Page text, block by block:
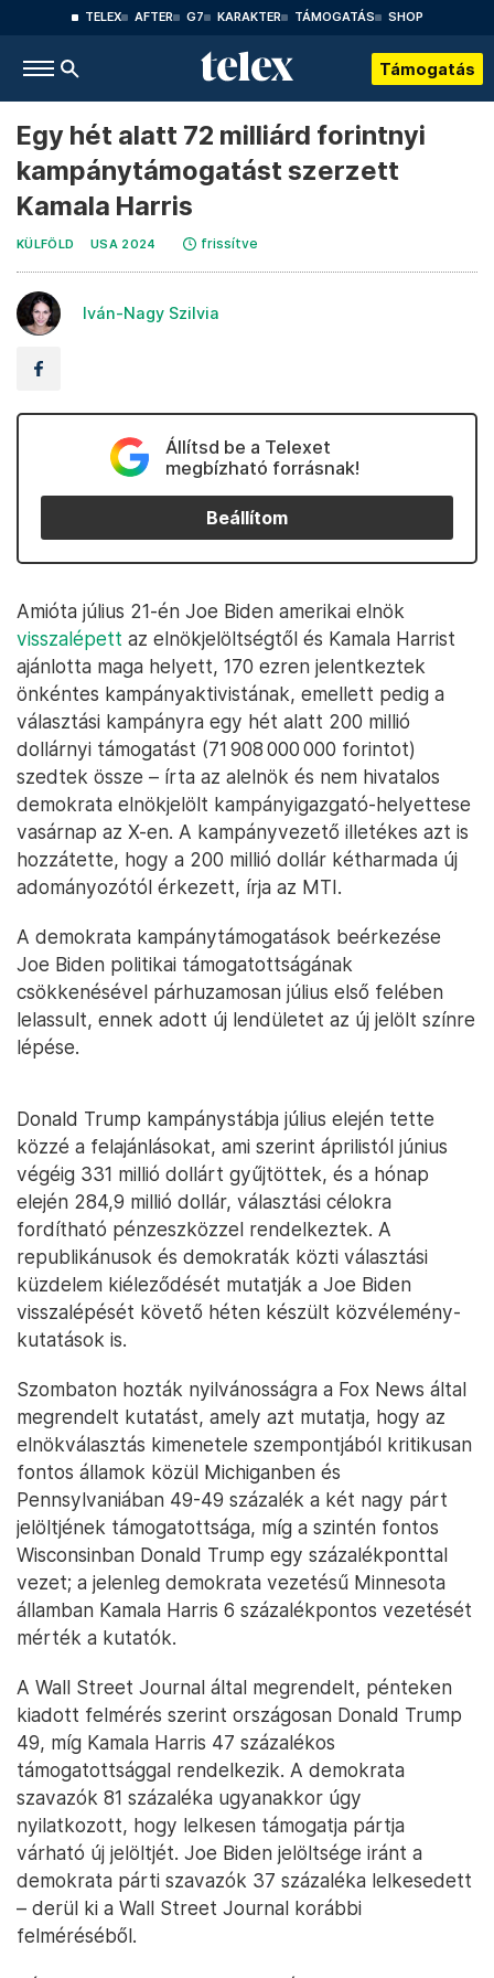
TELEX AFTER G7 KARAKTER TÁMOGATÁS SHOP
Támogatás
Egy hét alatt 72 milliárd forintnyi
kampánytámogatást szerzett
Kamala Harris
KÜLFÖLD USA 2024 frissítve
Iván-Nagy Szilvia
Állítsd be a Telexet
megbízható forrásnak!
Beállítom
Amióta július 21-én Joe Biden amerikai elnök
visszalépett az elnökjelöltségtől és Kamala Harrist
ajánlotta maga helyett, 170 ezren jelentkeztek
önkéntes kampányaktivistának, emellett pedig a
választási kampányra egy hét alatt 200 millió
dollárnyi támogatást (71 908 000 000 forintot)
szedtek össze – írta az alelnök és nem hivatalos
demokrata elnökjelölt kampányigazgató-helyettese
vasárnap az X-en. A kampányvezető illetékes azt is
hozzátette, hogy a 200 millió dollár kétharmada új
adományozótól érkezett, írja az MTI.
A demokrata kampánytámogatások beérkezése
Joe Biden politikai támogatottságának
csökkenésével párhuzamosan július első felében
lelassult, ennek adott új lendületet az új jelölt színre
lépése.
Donald Trump kampánystábja július elején tette
közzé a felajánlásokat, ami szerint áprilistól június
végéig 331 millió dollárt gyűjtöttek, és a hónap
elején 284,9 millió dollár, választási célokra
fordítható pénzeszközzel rendelkeztek. A
republikánusok és demokraták közti választási
küzdelem kiéleződését mutatják a Joe Biden
visszalépését követő héten készült közvélemény-
kutatások is.
Szombaton hozták nyilvánosságra a Fox News által
megrendelt kutatást, amely azt mutatja, hogy az
elnökválasztás kimenetele szempontjából kritikusan
fontos államok közül Michiganben és
Pennsylvaniában 49-49 százalék a két nagy párt
jelöltjének támogatottsága, míg a szintén fontos
Wisconsinban Donald Trump egy százalékponttal
vezet; a jelenleg demokrata vezetésű Minnesota
államban Kamala Harris 6 százalékpontos vezetését
mérték a kutatók.
A Wall Street Journal által megrendelt, pénteken
kiadott felmérés szerint országosan Donald Trump
49, míg Kamala Harris 47 százalékos
támogatottsággal rendelkezik. A demokrata
szavazók 81 százaléka ugyanakkor úgy
nyilatkozott, hogy lelkesen támogatja pártja
várható új jelöltjét. Joe Biden jelöltsége iránt a
demokrata párti szavazók 37 százaléka lelkesedett
– derül ki a Wall Street Journal korábbi
felméréséből.